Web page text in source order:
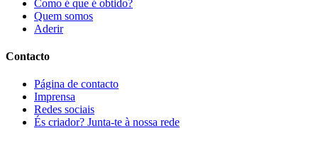
Como é que é obtido?
Quem somos
Aderir
Contacto
Página de contacto
Imprensa
Redes sociais
És criador? Junta-te à nossa rede